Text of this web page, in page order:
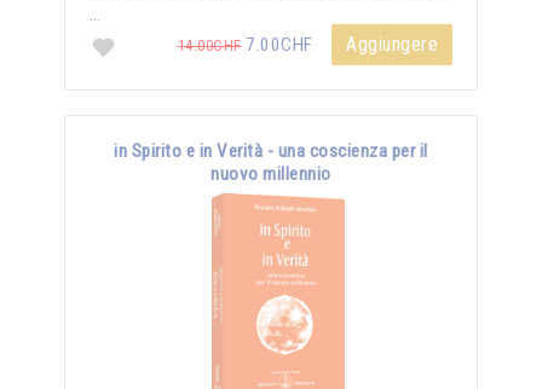
…
14.00CHF7.00CHF Aggiungere
in Spirito e in Verità - una coscienza per il
nuovo millennio